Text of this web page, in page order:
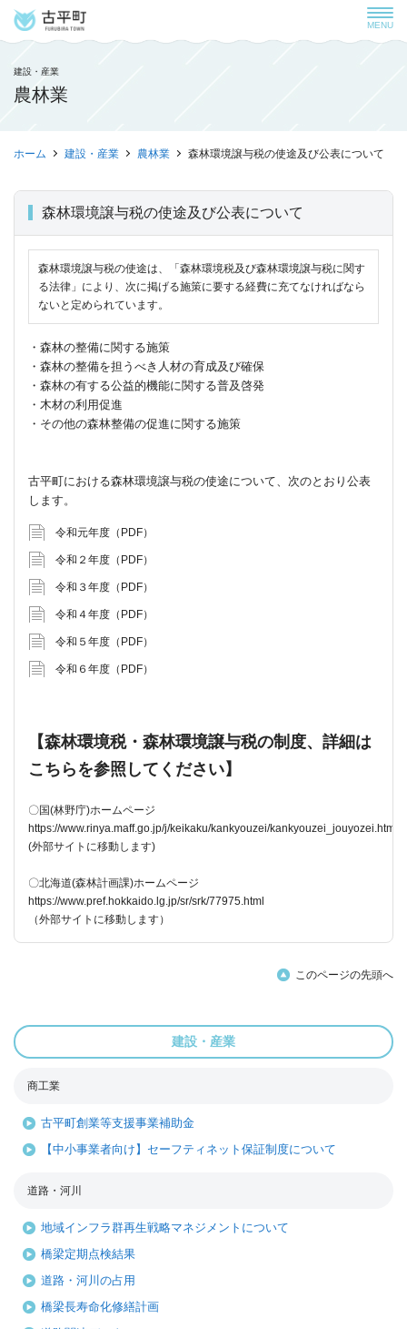
MENU
建設・産業
農林業
ホーム 建設・産業 農林業 森林環境譲与税の使途及び公表について
森林環境譲与税の使途及び公表について
森林環境譲与税の使途は、「森林環境税及び森林環境譲与税に関す
る法律」により、次に掲げる施策に要する経費に充てなければなら
ないと定められています。
・森林の整備に関する施策
・森林の整備を担うべき人材の育成及び確保
・森林の有する公益的機能に関する普及啓発
・木材の利用促進
・その他の森林整備の促進に関する施策
古平町における森林環境譲与税の使途について、次のとおり公表
します。
令和元年度（PDF）
令和２年度（PDF）
令和３年度（PDF）
令和４年度（PDF）
令和５年度（PDF）
令和６年度（PDF）
【森林環境税・森林環境譲与税の制度、詳細は
こちらを参照してください】
〇国(林野庁)ホームページ
https://www.rinya.maff.go.jp/j/keikaku/kankyouzei/kankyouzei_jouyozei.html
(外部サイトに移動します)
〇北海道(森林計画課)ホームページ
https://www.pref.hokkaido.lg.jp/sr/srk/77975.html
（外部サイトに移動します）
このページの先頭へ
建設・産業
商工業
古平町創業等支援事業補助金
【中小事業者向け】セーフティネット保証制度について
道路・河川
地域インフラ群再生戦略マネジメントについて
橋梁定期点検結果
道路・河川の占用
橋梁長寿命化修繕計画